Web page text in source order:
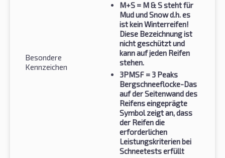
Besondere
Kennzeichen
M+S = M & S steht für
Mud und Snow d.h. es
ist kein Winterreifen!
Diese Bezeichnung ist
nicht geschützt und
kann auf jeden Reifen
stehen.
3PMSF = 3 Peaks
Bergschneeflocke-Das
auf der Seitenwand des
Reifens eingeprägte
Symbol zeigt an, dass
der Reifen die
erforderlichen
Leistungskriterien bei
Schneetests erfüllt